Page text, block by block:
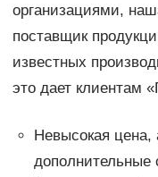
организациями,
поставщик
известных
это дает клиентам
Невысокая цена,
дополнительные